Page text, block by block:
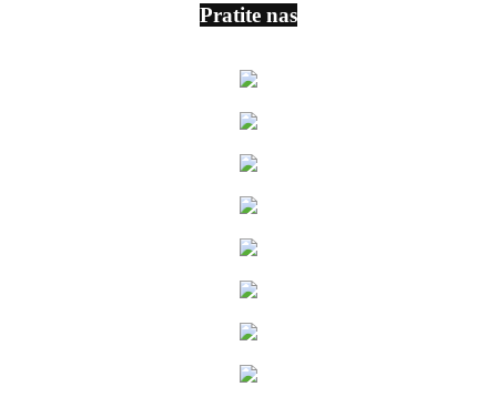
Pratite nas